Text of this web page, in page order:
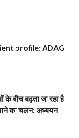
profile: ADAG
के बीच बढ़ता जा रहा है
का चलन: अध्ययन